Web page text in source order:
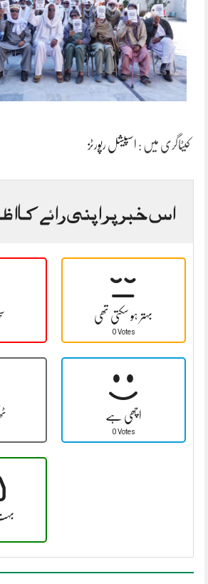
کیٹاگری میں : اسپیشل رپورٹز
اس خبر پر اپنی رائے کا
بہتر ہو سکتی تھی
0 Votes
اچھی ہے
0 Votes